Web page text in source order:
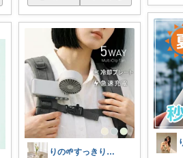
りの🌱すっきり×お気に入りの暮らし